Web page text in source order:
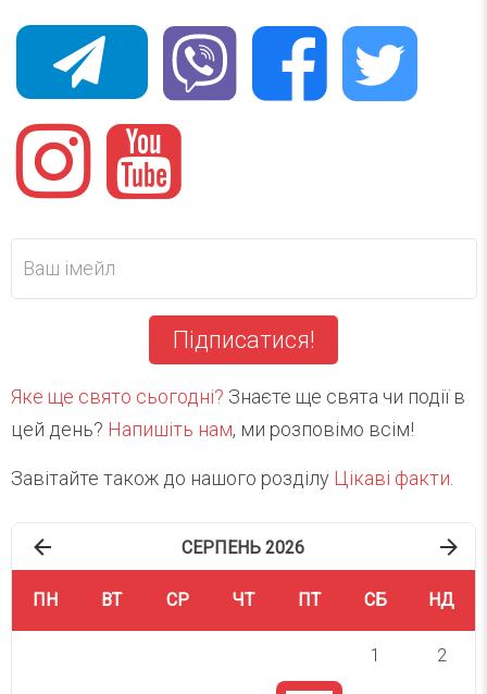
Підписатися!
Яке ще свято сьогодні? Знаєте ще свята чи події в
цей день? Напишіть нам, ми розповімо всім!
Завітайте також до нашого розділу Цікаві факти.
СЕРПЕНЬ 2026
ПН ВТ СР ЧТ ПТ СБ НД
1 2